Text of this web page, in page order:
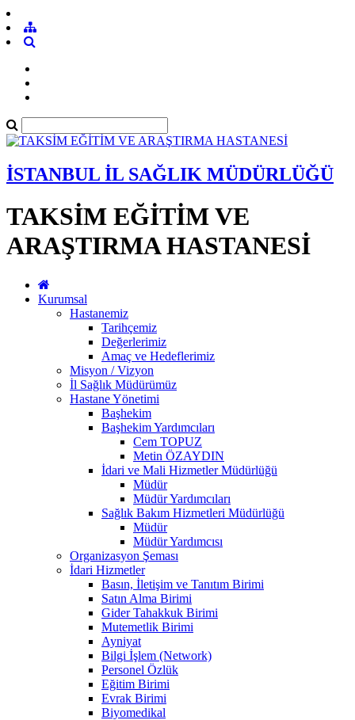
İSTANBUL İL SAĞLIK MÜDÜRLÜĞÜ
TAKSİM EĞİTİM VE
ARAŞTIRMA HASTANESİ
Kurumsal
Hastanemiz
Tarihçemiz
Değerlerimiz
Amaç ve Hedeflerimiz
Misyon / Vizyon
İl Sağlık Müdürümüz
Hastane Yönetimi
Başhekim
Başhekim Yardımcıları
Cem TOPUZ
Metin ÖZAYDIN
İdari ve Mali Hizmetler Müdürlüğü
Müdür
Müdür Yardımcıları
Sağlık Bakım Hizmetleri Müdürlüğü
Müdür
Müdür Yardımcısı
Organizasyon Şeması
İdari Hizmetler
Basın, İletişim ve Tanıtım Birimi
Satın Alma Birimi
Gider Tahakkuk Birimi
Mutemetlik Birimi
Ayniyat
Bilgi İşlem (Network)
Personel Özlük
Eğitim Birimi
Evrak Birimi
Biyomedikal